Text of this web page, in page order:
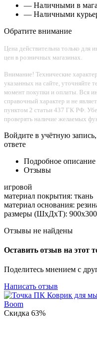
— Наличными в
— Наличными
Обратите внимание
Цена действительна только для
цен в розничных магазинах.
Внимание! Технические
указанных на сайте, уточняйте
момент покупки и оплаты. Вся
справочный характер и не
пунктом 2 статьи 437 ГК РФ.
проверять наличие желаемых
Войдите в учётную
ответе
Подробное описание
Отзывы
игровой
материал покрытия: ткань
материал основания:
размеры (ШxДxТ):
Отзывы не найдены
Оставить отзыв на этот
Поделитесь мнением с
Написать отзыв
Скидка 63%